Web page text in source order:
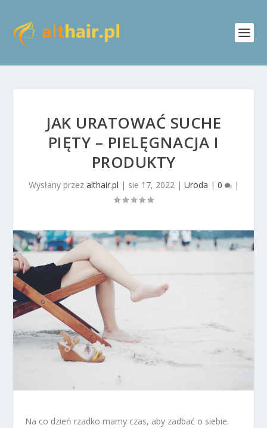
JAK URATOWAĆ SUCHE
PIĘTY – PIELĘGNACJA I
PRODUKTY
Wysłany przez althair.pl | sie 17, 2022| Uroda | 0 |
Na co dzień rzadko mamy czas, aby zadbać o siebie.